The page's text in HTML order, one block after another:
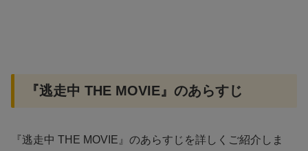
『逃走中 THE MOVIE』のあらすじ
『逃走中 THE MOVIE』のあらすじを詳しくご紹介しま